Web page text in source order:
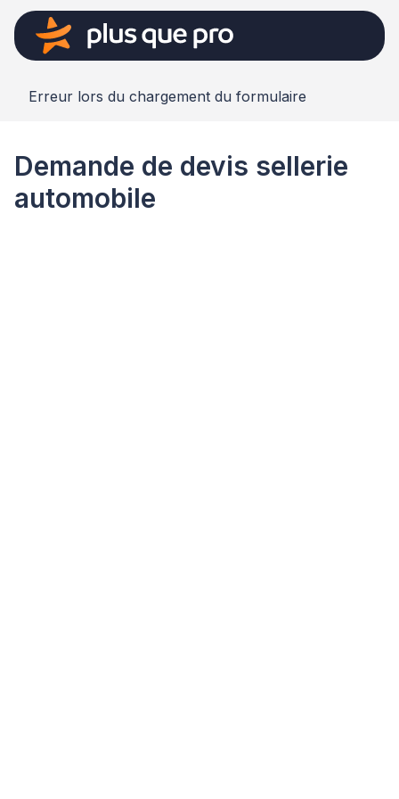
Erreur lors du chargement du formulaire
Demande de devis sellerie
automobile